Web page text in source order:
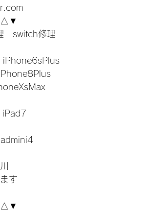
　switch修理
iPad7
す